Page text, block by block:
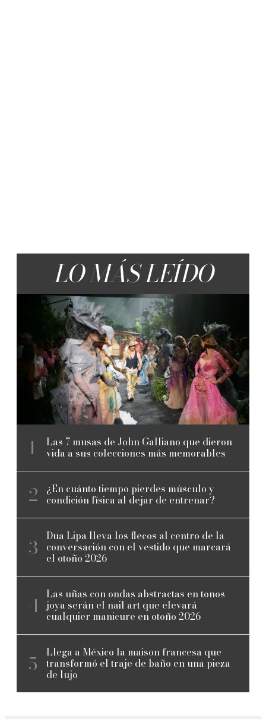
LO MÁS LEÍDO
Las 7 musas de John Galliano que dieron
vida a sus colecciones más memorables
¿En cuánto tiempo pierdes músculo y
condición física al dejar de entrenar?
Dua Lipa lleva los flecos al centro de la
conversación con el vestido que marcará
el otoño 2026
Las uñas con ondas abstractas en tonos
joya serán el nail art que elevará
cualquier manicure en otoño 2026
Llega a México la maison francesa que
transformó el traje de baño en una pieza
de lujo